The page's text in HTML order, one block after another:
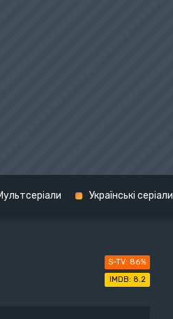
86%
8.2
США
Українські серіали